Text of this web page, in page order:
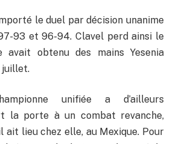
le duel par décision unanime
93 et 96-94. Clavel perd ainsi le
avait obtenu des mains Yesenia
juillet.
unifiée a d’ailleurs
la porte à un combat revanche,
ait lieu chez elle, au Mexique. Pour